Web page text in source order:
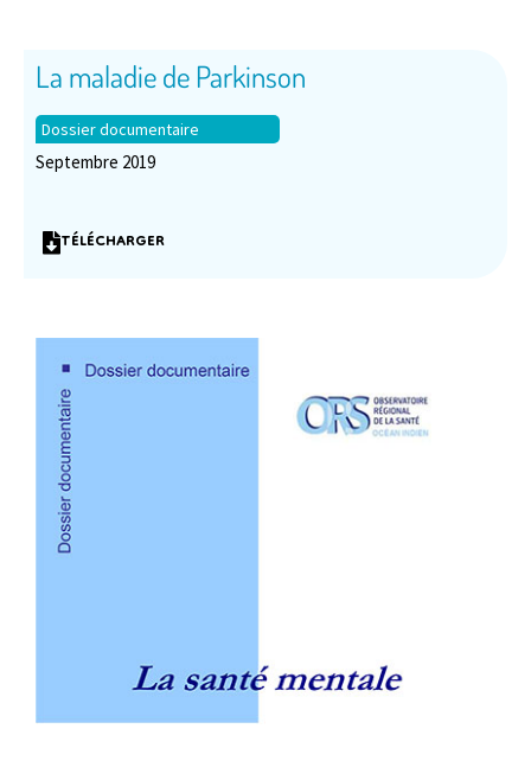
La maladie de Parkinson
Dossier documentaire
Septembre 2019
TÉLÉCHARGER